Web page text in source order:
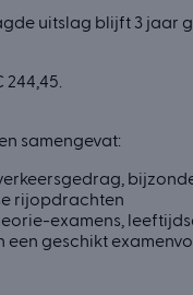
uitslag blijft 3 jaar
samengevat:
rijopdrachten
examens,
een geschikt